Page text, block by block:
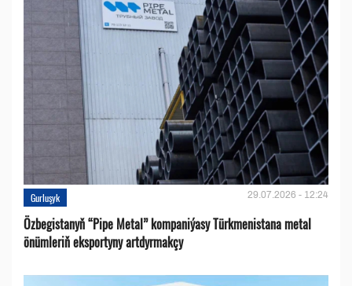
Gurluşyk 29.07.2026 - 12:24
Özbegistanyň “Pipe Metal” kompaniýasy Türkmenistana metal
önümleriň eksportyny artdyrmakçy